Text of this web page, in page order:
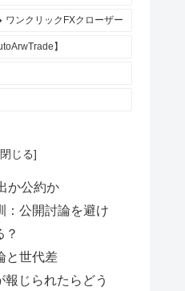
ワンクリックFXクローザー
】
か公約か
：公開討論を避け
？
と世代差
じられたらどう